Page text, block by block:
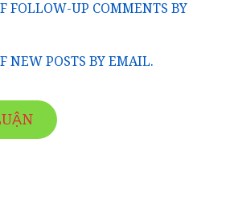
FOLLOW-UP COMMENTS BY
NEW POSTS BY EMAIL.